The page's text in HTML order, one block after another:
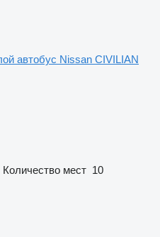
автобус Nissan CIVILIAN
Количество мест 10